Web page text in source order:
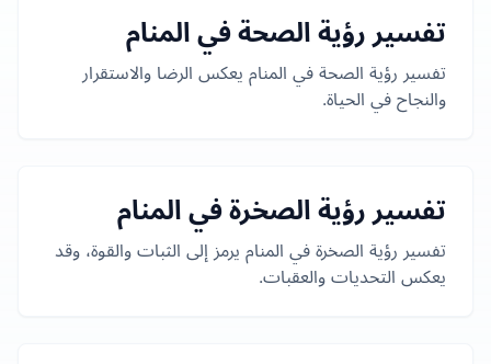
تفسير رؤية الصحة في المنام
تفسير رؤية الصحة في المنام يعكس الرضا والاستقرار
والنجاح في الحياة.
تفسير رؤية الصخرة في المنام
تفسير رؤية الصخرة في المنام يرمز إلى الثبات والقوة، وقد
يعكس التحديات والعقبات.